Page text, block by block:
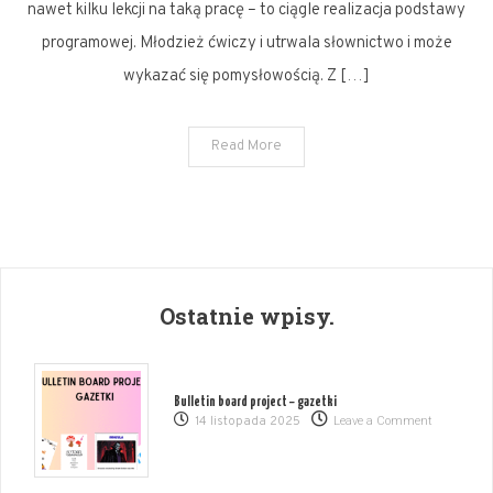
nawet kilku lekcji na taką pracę – to ciągle realizacja podstawy
programowej. Młodzież ćwiczy i utrwala słownictwo i może
wykazać się pomysłowością. Z […]
Read More
Ostatnie wpisy.
Bulletin board project – gazetki
14 listopada 2025 Leave a Comment